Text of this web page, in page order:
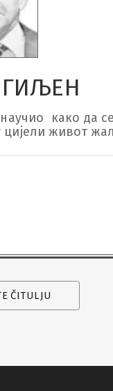
како да
живот
ČITULJU